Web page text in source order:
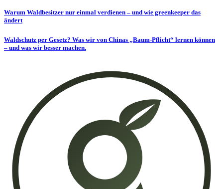
Warum Waldbesitzer nur einmal verdienen – und wie greenkeeper das
ändert
Waldschutz per Gesetz? Was wir von Chinas „Baum-Pflicht“ lernen können
– und was wir besser machen.